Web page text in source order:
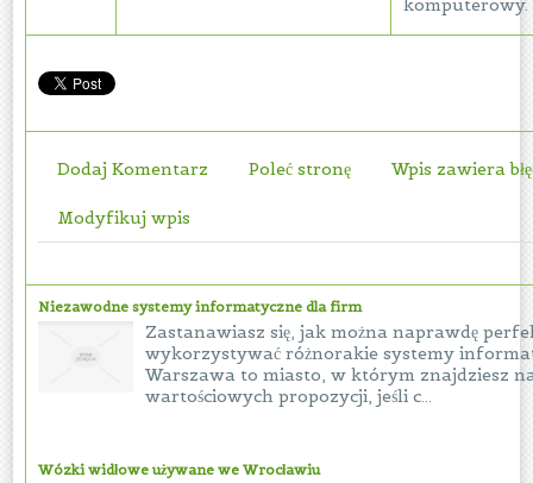
komputerowy.
Dodaj Komentarz Poleć stronę Wpis zawiera
Modyfikuj wpis
Niezawodne systemy informatyczne dla firm
Zastanawiasz się, jak można naprawdę
wykorzystywać różnorakie systemy
Warszawa to miasto, w którym znajdziesz
wartościowych propozycji, jeśli c...
Wózki widłowe używane we Wrocławiu